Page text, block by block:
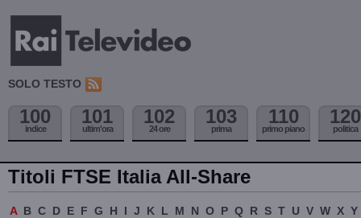
SOLO TESTO
100
indice
101
ultim'ora
102
24 ore
103
prima
110
primo piano
120
politica
Titoli FTSE Italia All-Share
A B C D E F G H I J K L M N O P Q R S T U V W X Y